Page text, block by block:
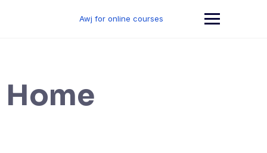
Awj for online courses
Home